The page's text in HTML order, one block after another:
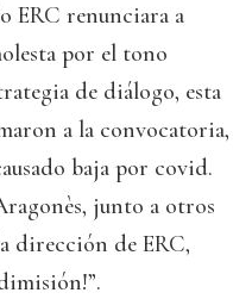
ERC renunciara a
por el tono
de diálogo, esta
a la convocatoria,
baja por covid.
junto a otros
dirección de ERC,